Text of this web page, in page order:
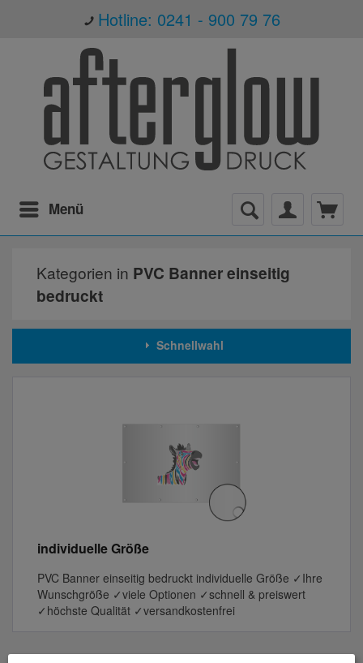
Hotline: 0241 - 900 79 76
Menü
Kategorien in PVC Banner einseitig
bedruckt
Schnellwahl
individuelle Größe
PVC Banner einseitig bedruckt individuelle Größe ✓Ihre
Wunschgröße ✓viele Optionen ✓schnell & preiswert
✓höchste Qualität ✓versandkostenfrei